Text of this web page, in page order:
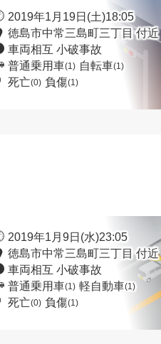
2019年1月19日(土)18:05
徳島市中常三島町三丁目 付近
車両相互 小破事故
普通乗用車(1) 自転車(1)
死亡(0) 負傷(1)
2019年1月9日(水)23:05
徳島市中常三島町三丁目 付近
車両相互 小破事故
普通乗用車(1) 軽自動車(1)
死亡(0) 負傷(1)